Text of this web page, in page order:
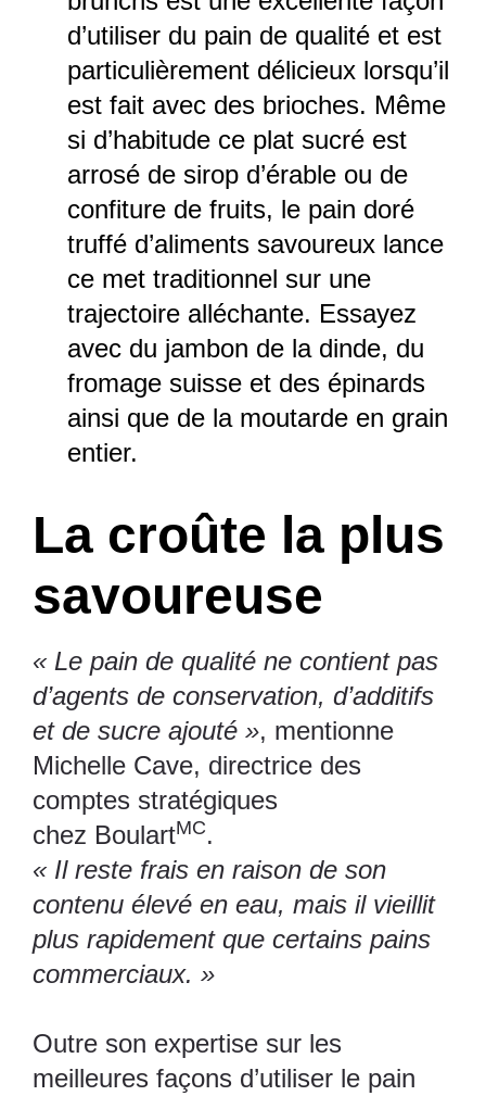
d’utiliser du pain de qualité et est
particulièrement délicieux lorsqu’il
est fait avec des brioches. Même
si d’habitude ce plat sucré est
arrosé de sirop d’érable ou de
confiture de fruits, le pain doré
truffé d’aliments savoureux lance
ce met traditionnel sur une
trajectoire alléchante. Essayez
avec du jambon de la dinde, du
fromage suisse et des épinards
ainsi que de la moutarde en grain
entier.
La croûte la plus
savoureuse
« Le pain de qualité ne contient pas
d’agents de conservation, d’additifs
et de sucre ajouté », mentionne
Michelle Cave, directrice des
comptes stratégiques
chez BoulartMC.
« Il reste frais en raison de son
contenu élevé en eau, mais il vieillit
plus rapidement que certains pains
commerciaux. »
Outre son expertise sur les
meilleures façons d’utiliser le pain